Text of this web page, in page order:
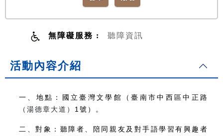
無障礙服務 : 聽障資訊
活動內容介紹
一、地點：國立臺灣文學館（臺南市中西區中正路
（湯德章大道） 1 號）。
二、對象：聽障者、陪同親友及對手語學習有興趣者